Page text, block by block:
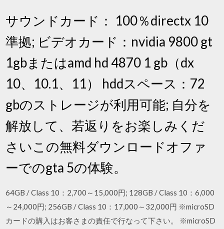
サウンドカード： 100％directx 10
準拠; ビデオカード：nvidia 9800 gt
1gbまたはamd hd 4870 1 gb（dx
10、10.1、11） hddスペース：72
gbのストレージが利用可能; 自分を
解放して、若返りをお楽しみくだ
さいこの無料ダウンロードオファ
ーでのgta 5の体験。
64GB / Class 10：2,700～15,000円; 128GB / Class 10：6,000
～24,000円; 256GB / Class 10：17,000～32,000円 ※microSD
カードの購入はお客さまの責任で行なって下さい。 ※microSD